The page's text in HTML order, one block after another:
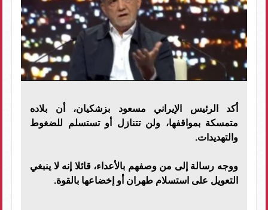
أكد الرئيس الإيراني مسعود بزشكيان، أن بلاده
متمسكة بمواقفها، ولن تتنازل أو تستسلم للضغوط
والتهديدات.
ووجه رسالة إلى من وصفهم بالأعداء، قائلا إنه لا ينبغي
التعويل على استسلام طهران أو إخضاعها بالقوة.